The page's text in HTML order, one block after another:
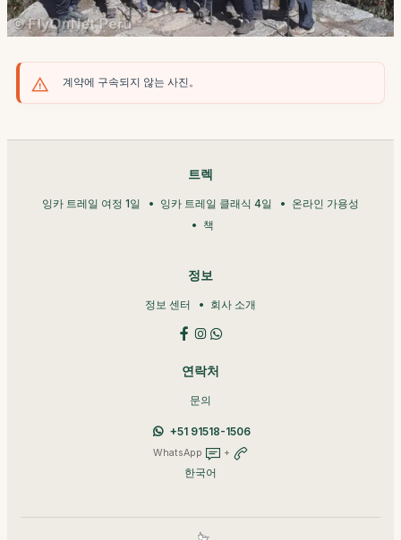
계약에 구속되지 않는 사진。
트렉
잉카 트레일 여정 1일 잉카 트레일 클래식 4일
온라인 가용성
책
정보
정보 센터 회사 소개
연락처
문의
+51 91518-1506
WhatsApp +
한국어